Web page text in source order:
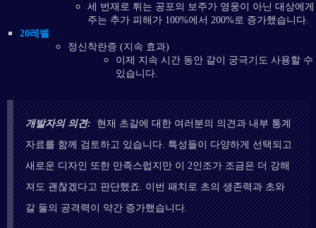
세 번재로 튀는 공포의 보주가 영웅이 아닌 대상에게
주는 추가 피해가 100%에서 200%로 증가했습니다.
20레벨
정신착란증 (지속 효과)
이제 지속 시간 동안 갈이 궁극기도 사용할 수
있습니다.
개발자의 의견: 현재 초갈에 대한 여러분의 의견과 내부 통계
자료를 함께 검토하고 있습니다. 특성들이 다양하게 선택되고
새로운 디자인 또한 만족스럽지만 이 2인조가 조금은 더 강해
져도 괜찮겠다고 판단했죠. 이번 패치로 초의 생존력과 초와
갈 둘의 공격력이 약간 증가했습니다.